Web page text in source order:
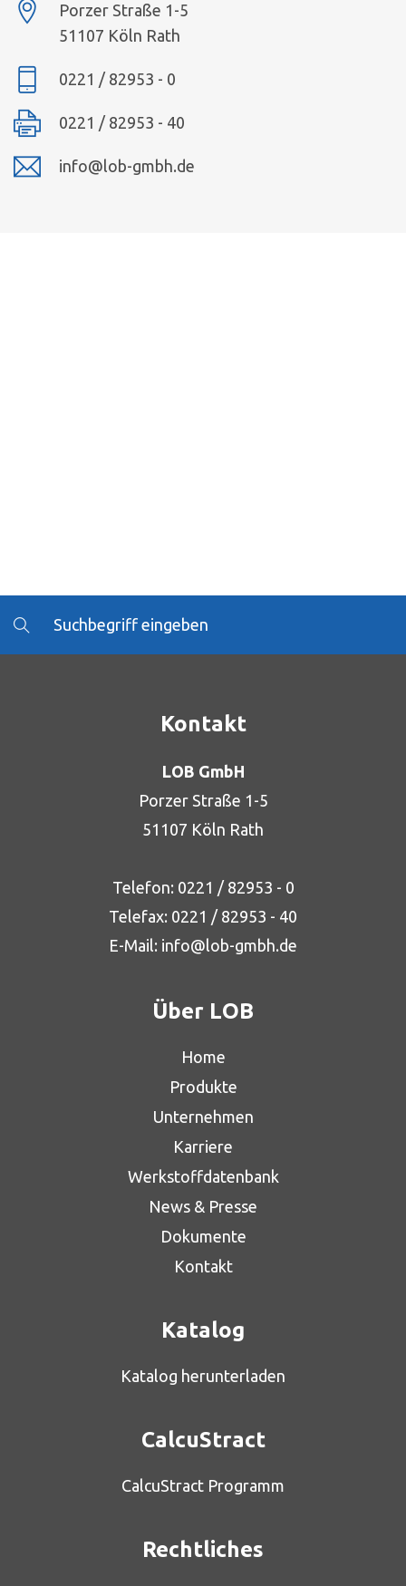
Porzer Straße 1-5
51107 Köln Rath
0221 / 82953 - 0
0221 / 82953 - 40
info@lob-gmbh.de
Kontakt
LOB GmbH
Porzer Straße 1-5
51107 Köln Rath
Telefon: 0221 / 82953 - 0
Telefax: 0221 / 82953 - 40
E-Mail: info@lob-gmbh.de
Über LOB
Home
Produkte
Unternehmen
Karriere
Werkstoffdatenbank
News & Presse
Dokumente
Kontakt
Katalog
Katalog herunterladen
CalcuStract
CalcuStract Programm
Rechtliches